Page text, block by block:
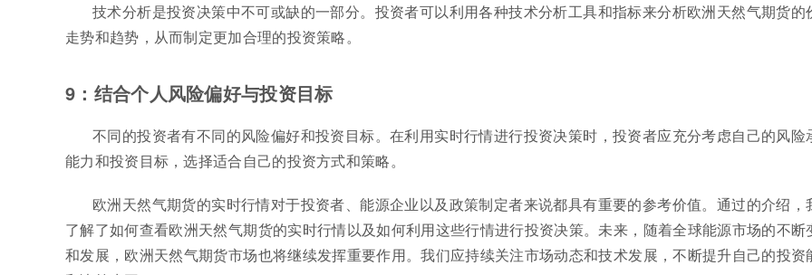
技术分析是投资决策中不可或缺的一部分。投资者可以利用各种技术分析工具和指标来分析欧洲天然气期货的
走势和趋势，从而制定更加合理的投资策略。
9：结合个人风险偏好与投资目标
不同的投资者有不同的风险偏好和投资目标。在利用实时行情进行投资决策时，投资者应充分考虑自己的风险
能力和投资目标，选择适合自己的投资方式和策略。
欧洲天然气期货的实时行情对于投资者、能源企业以及政策制定者来说都具有重要的参考价值。通过的介绍，
了解了如何查看欧洲天然气期货的实时行情以及如何利用这些行情进行投资决策。未来，随着全球能源市场的不断
和发展，欧洲天然气期货市场也将继续发挥重要作用。我们应持续关注市场动态和技术发展，不断提升自己的投资